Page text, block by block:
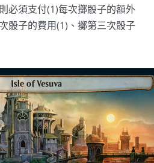
必須支付(1)每次擲骰子的額外
子的費用(1)、擲第三次骰子